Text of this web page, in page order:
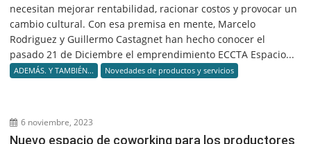
necesitan mejorar rentabilidad, racionar costos y provocar un
cambio cultural. Con esa premisa en mente, Marcelo
Rodriguez y Guillermo Castagnet han hecho conocer el
pasado 21 de Diciembre el emprendimiento ECCTA Espacio...
ADEMÁS. Y TAMBIÉN... Novedades de productos y servicios
6 noviembre, 2023
Nuevo espacio de coworking para los productores